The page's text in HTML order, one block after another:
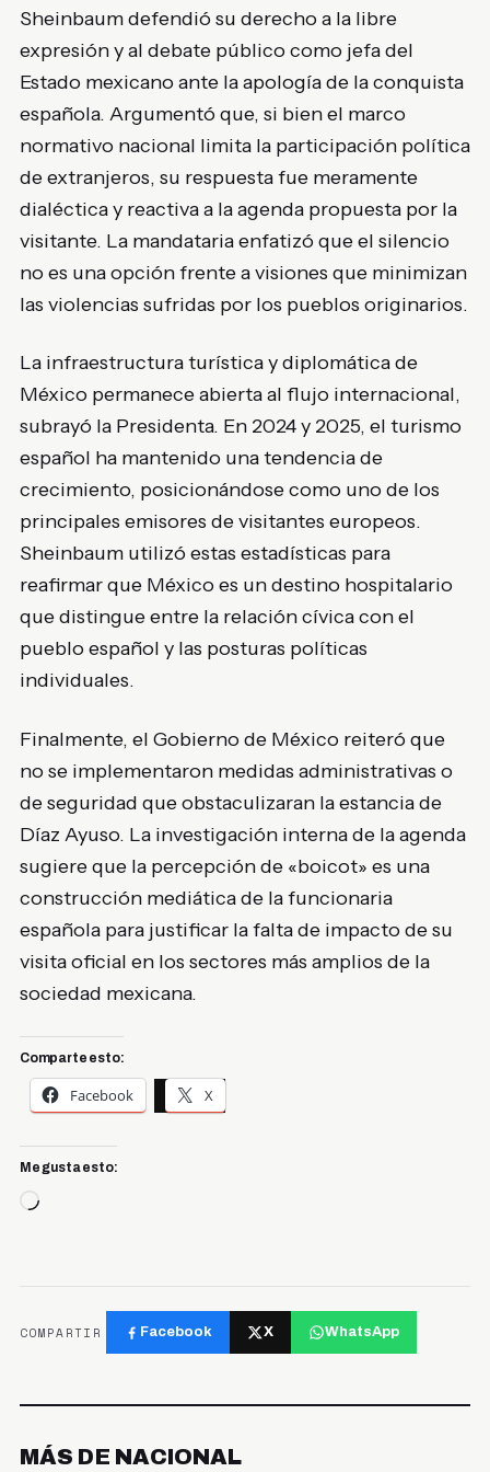
Sheinbaum defendió su derecho a la libre
expresión y al debate público como jefa del
Estado mexicano ante la apología de la conquista
española. Argumentó que, si bien el marco
normativo nacional limita la participación política
de extranjeros, su respuesta fue meramente
dialéctica y reactiva a la agenda propuesta por la
visitante. La mandataria enfatizó que el silencio
no es una opción frente a visiones que minimizan
las violencias sufridas por los pueblos originarios.
La infraestructura turística y diplomática de
México permanece abierta al flujo internacional,
subrayó la Presidenta. En 2024 y 2025, el turismo
español ha mantenido una tendencia de
crecimiento, posicionándose como uno de los
principales emisores de visitantes europeos.
Sheinbaum utilizó estas estadísticas para
reafirmar que México es un destino hospitalario
que distingue entre la relación cívica con el
pueblo español y las posturas políticas
individuales.
Finalmente, el Gobierno de México reiteró que
no se implementaron medidas administrativas o
de seguridad que obstaculizaran la estancia de
Díaz Ayuso. La investigación interna de la agenda
sugiere que la percepción de «boicot» es una
construcción mediática de la funcionaria
española para justificar la falta de impacto de su
visita oficial en los sectores más amplios de la
sociedad mexicana.
Comparte esto:
Facebook X
Me gusta esto:
Cargando...
COMPARTIR Facebook X WhatsApp
MÁS DE NACIONAL